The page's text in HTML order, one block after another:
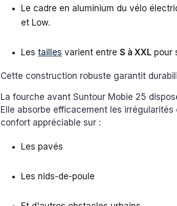
Le cadre en aluminium du vélo
et Low.
Lestailles varient entreS à XXL pour
Cette construction robuste garantit
La fourche avant Suntour Mobie 25
Elle absorbe efficacement les
confort appréciable sur :
Les pavés
Les nids-de-poule